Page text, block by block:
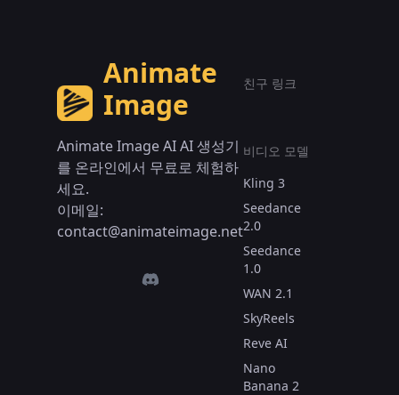
Animate
Image
Animate Image AI AI 생성기
를 온라인에서 무료로 체험하
세요.
이메일:
contact@animateimage.net
친구 링크
비디오 모델
Kling 3
Seedance
2.0
Seedance
1.0
WAN 2.1
SkyReels
Reve AI
Nano
Banana 2